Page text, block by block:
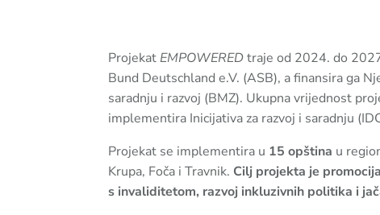
Projekat EMPOWEREDtraje od 2024. do
Bund Deutschland e.V. (ASB), a finansira ga
saradnju i razvoj (BMZ). Ukupna vrijednost
implementira Inicijativa za razvoj i saradnju
Projekat se implementira u 15 opština u
Krupa, Foča i Travnik. Cilj projekta je
s invaliditetom, razvoj inkluzivnih politika i